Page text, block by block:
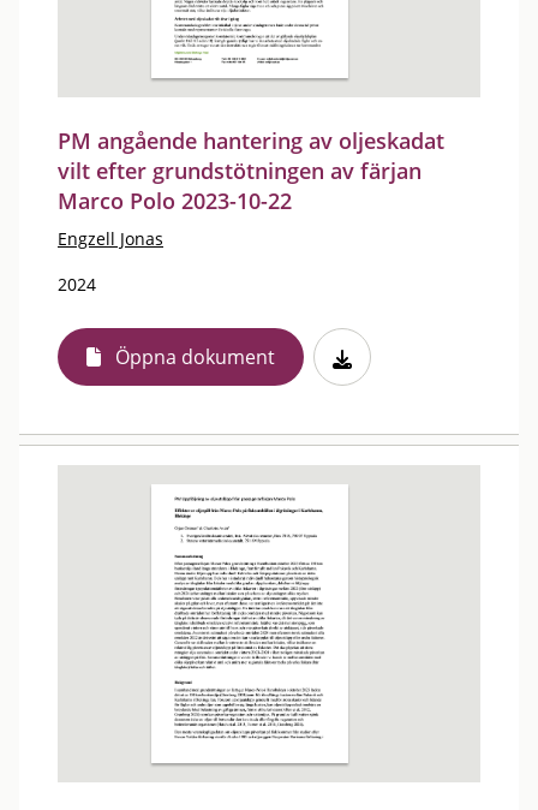
PM angående hantering av oljeskadat
vilt efter grundstötningen av färjan
Marco Polo 2023-10-22
Engzell Jonas
2024
Öppna dokument